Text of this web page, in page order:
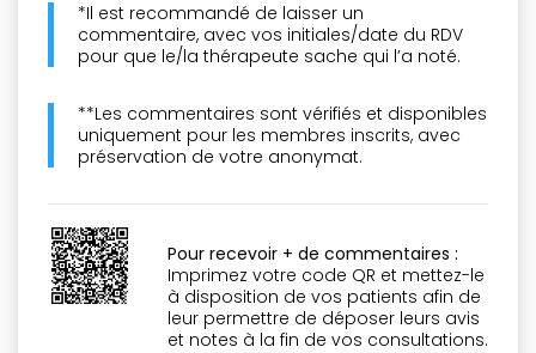
*Il est recommandé de laisser un
commentaire, avec vos initiales/date du RDV
pour que le/la thérapeute sache qui l’a noté.
**Les commentaires sont vérifiés et disponibles
uniquement pour les membres inscrits, avec
préservation de votre anonymat.
Pour recevoir + de commentaires :
Imprimez votre code QR et mettez-le
à disposition de vos patients afin de
leur permettre de déposer leurs avis
et notes à la fin de vos consultations.